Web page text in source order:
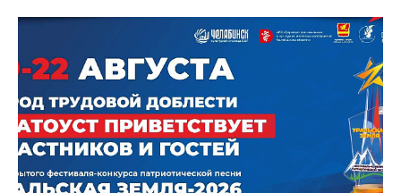
отметили и недочёты. «Например, управляющие компании
несвоевременно приняли меры для предотвращения
“перемерзания” общей домовой тепловой сети
многоквартирного дома, отсутствовало взаимодействие с
ресурсоснабжающей организацией, ЕДДС и иными службами»,
— сообщила начальник Главного управления ГЖИ Ирина
Настенко. В следующий раз, рекомендовали в
Госжилинспекции, службы должны действовать слаженно. И
оперативно делиться информацией со всеми
заинтересованными – от поставщика тепла до конечных
потребителей.